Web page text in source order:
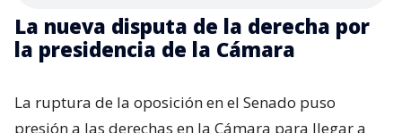
La nueva disputa de la derecha por
la presidencia de la Cámara
La ruptura de la oposición en el Senado puso
presión a las derechas en la Cámara para llegar a